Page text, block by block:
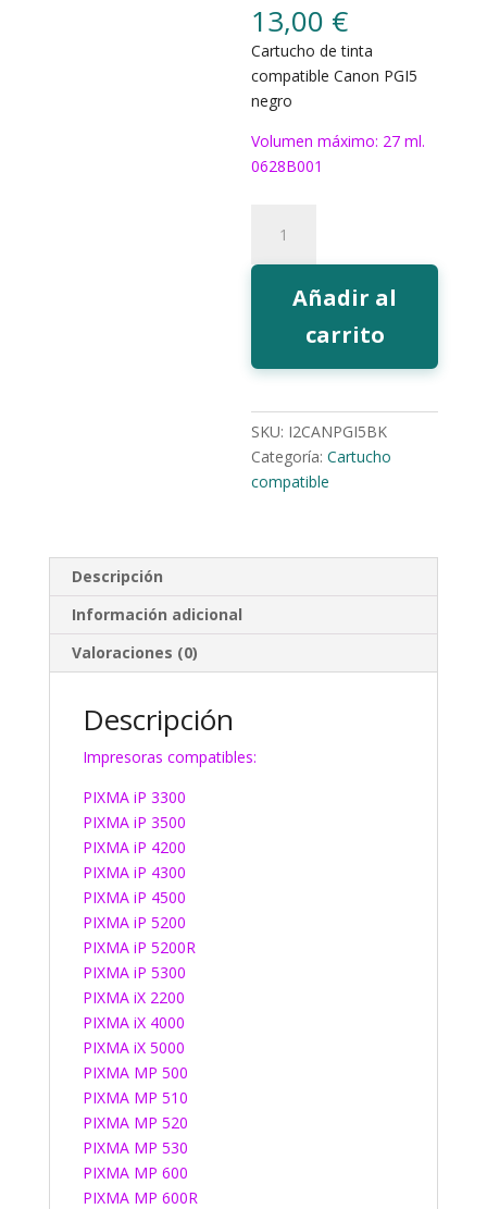
13,00 €
Cartucho de tinta
compatible Canon PGI5
negro
Volumen máximo: 27 ml.
0628B001
Tinta
EcoInk
cantidad
Añadir al
carrito
SKU: I2CANPGI5BK
Categoría:Cartucho
compatible
Descripción
Información adicional
Valoraciones (0)
Descripción
Impresoras compatibles:
PIXMA iP 3300
PIXMA iP 3500
PIXMA iP 4200
PIXMA iP 4300
PIXMA iP 4500
PIXMA iP 5200
PIXMA iP 5200R
PIXMA iP 5300
PIXMA iX 2200
PIXMA iX 4000
PIXMA iX 5000
PIXMA MP 500
PIXMA MP 510
PIXMA MP 520
PIXMA MP 530
PIXMA MP 600
PIXMA MP 600R